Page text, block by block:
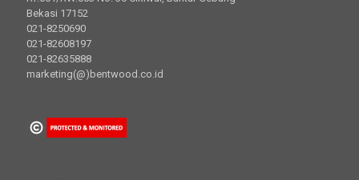
Bekasi 17152
021-8250690
021-82608197
021-82635888
marketing(@)bentwood.co.id